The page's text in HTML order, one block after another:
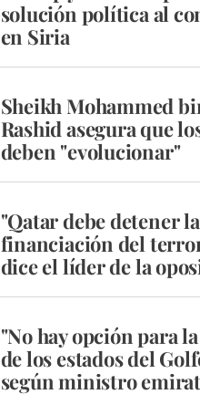
solución política al
en Siria
Sheikh Mohammed
Rashid asegura que
deben "evolucionar"
"Qatar debe detener la
financiación del
dice el líder de la
"No hay opción para
de los estados del
según ministro